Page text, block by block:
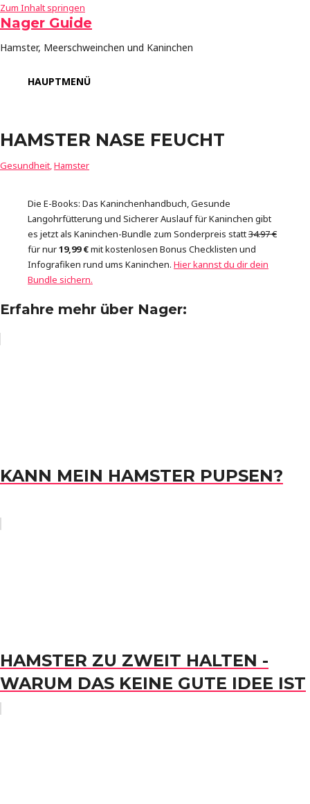
Zum Inhalt springen
Nager Guide
Hamster, Meerschweinchen und Kaninchen
HAUPTMENÜ
HAMSTER NASE FEUCHT
Gesundheit,Hamster
Die E-Books: Das Kaninchenhandbuch, Gesunde
Langohrfütterung und Sicherer Auslauf für Kaninchen gibt
es jetzt als Kaninchen-Bundle zum Sonderpreis statt34.97 €
für nur19,99 €mit kostenlosen Bonus Checklisten und
Infografiken rund ums Kaninchen. Hier kannst du dir dein
Bundle sichern.
Erfahre mehr über Nager:
KANN MEIN HAMSTER PUPSEN?
HAMSTER ZU ZWEIT HALTEN -
WARUM DAS KEINE GUTE IDEE IST